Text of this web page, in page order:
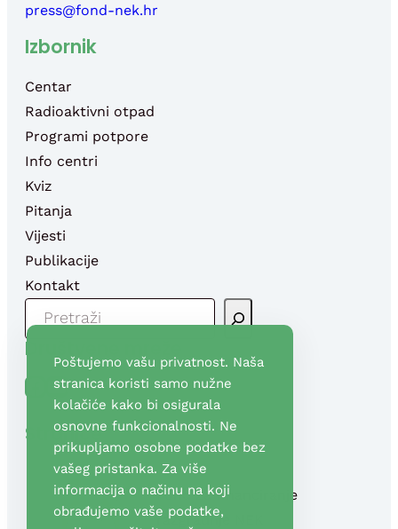
press@fond-nek.hr
Izbornik
Centar
Radioaktivni otpad
Programi potpore
Info centri
Kviz
Pitanja
Vijesti
Publikacije
Kontakt
R
R
G
Društvene mreže
Facebook YouTube
Stranice
Fond za financiranje
razgradnje NEK
Poštujemo vašu privatnost. Naša
stranica koristi samo nužne
kolačiće kako bi osigurala
osnovne funkcionalnosti. Ne
prikupljamo osobne podatke bez
vašeg pristanka. Za više
informacija o načinu na koji
obrađujemo vaše podatke,